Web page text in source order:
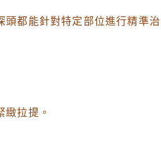
頭都能針對特定部位進行精準治
緻拉提。